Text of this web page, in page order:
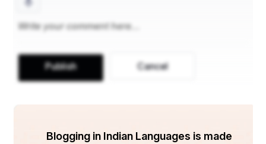
ଦେଇଦେବା ଏହା ଅସମ୍ଭବ।ଓଡ଼ିଆ ଜାତିର ଯଦି ଏକ
ପ୍ରତୀକାତ୍ମକ ଖାଦ୍ୟ ଥାଏ ତାହା ହେଉଛି ପଖାଳ। ଓଡ଼ିଶା ର
ପୁରାତନ ଉଡ୍ର ନାମରୁ ଏହା ଜଣାଯାଏ ଯେ ଏହା ଏକ କୃଷି
ବି ଅଧିକ ଅନୁଭୂତ ହୁଏ ସାଧାରଣ ରେ। ତେଣୁ ସେମାନଙ୍କୁ
Publish Cancel
Blogging in Indian Languages is made